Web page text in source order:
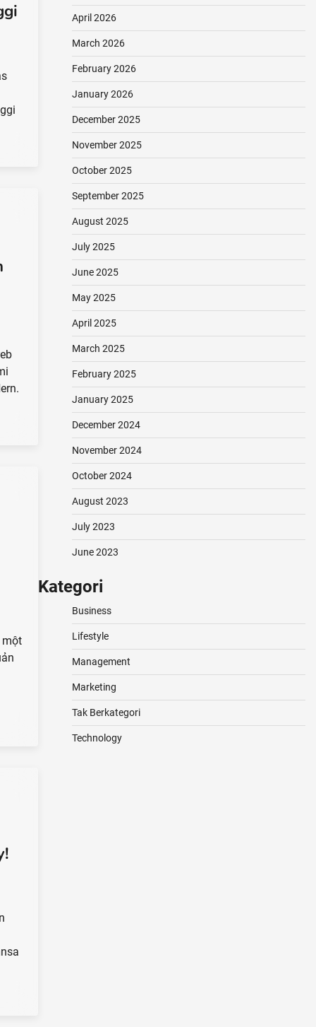
một
April 2026
March 2026
February 2026
January 2026
December 2025
November 2025
October 2025
September 2025
August 2025
July 2025
June 2025
May 2025
April 2025
March 2025
February 2025
January 2025
December 2024
November 2024
October 2024
August 2023
July 2023
June 2023
Kategori
Business
Lifestyle
Management
Marketing
Tak Berkategori
Technology